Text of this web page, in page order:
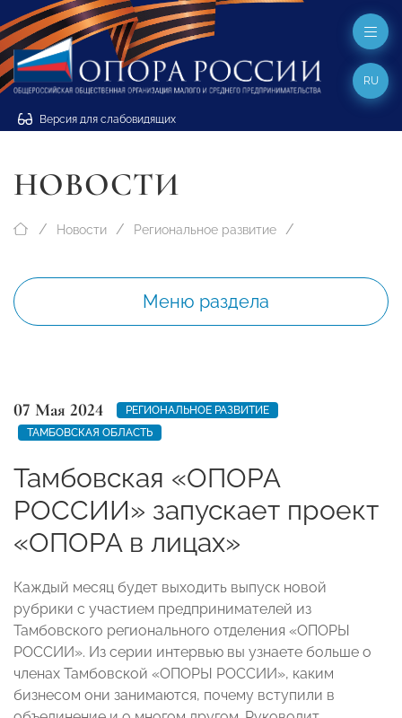
Версия для слабовидящих
RU
НОВОСТИ
Новости Региональное развитие
Меню раздела
07 Мая 2024
РЕГИОНАЛЬНОЕ РАЗВИТИЕ
ТАМБОВСКАЯ ОБЛАСТЬ
Тамбовская «ОПОРА
РОССИИ» запускает проект
«ОПОРА в лицах»
Каждый месяц будет выходить выпуск новой
рубрики с участием предпринимателей из
Тамбовского регионального отделения «ОПОРЫ
РОССИИ». Из серии интервью вы узнаете больше о
членах Тамбовской «ОПОРЫ РОССИИ», каким
бизнесом они занимаются, почему вступили в